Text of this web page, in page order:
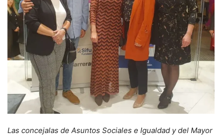
Las concejalas de Asuntos Sociales e Igualdad y del Mayor